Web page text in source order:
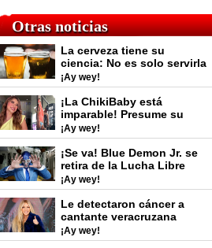
Otras noticias
La cerveza tiene su
ciencia: No es solo servirla
y tomarla
¡Ay wey!
¡La ChikiBaby está
imparable! Presume su
rutina de gimnasio y
sorprende con sus cambios
físicos
¡Ay wey!
¡Se va! Blue Demon Jr. se
retira de la Lucha Libre
¡Ay wey!
Le detectaron cáncer a
cantante veracruzana
¡Ay wey!